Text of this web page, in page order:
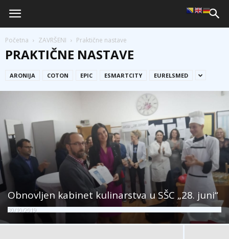
Početna ZAVRŠENI Praktične nastave
PRAKTIČNE NASTAVE
ARONIJA COTON EPIC ESMARTCITY EURELSMED
Obnovljen kabinet kulinarstva u SŠC „28. juni“
30/10/2019